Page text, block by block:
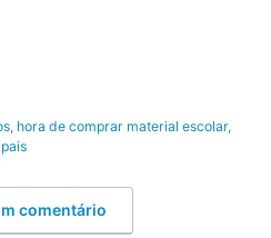
hora de comprar material escolar,
pais
comentário